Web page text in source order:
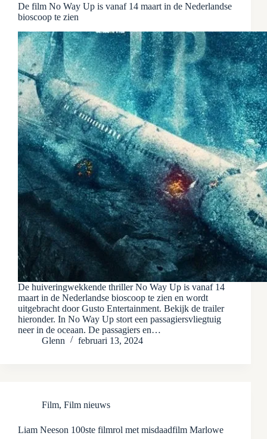
De film No Way Up is vanaf 14 maart in de Nederlandse
bioscoop te zien
De huiveringwekkende thriller No Way Up is vanaf 14
maart in de Nederlandse bioscoop te zien en wordt
uitgebracht door Gusto Entertainment. Bekijk de trailer
hieronder. In No Way Up stort een passagiersvliegtuig
neer in de oceaan. De passagiers en…
Glenn
februari 13, 2024
Film, Film nieuws
Liam Neeson 100ste filmrol met misdaadfilm Marlowe